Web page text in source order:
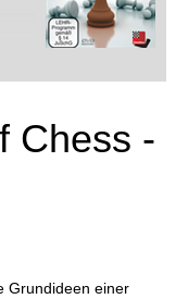
Chess -
Grundideen einer